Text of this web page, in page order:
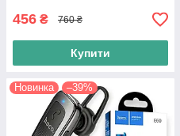
456 ₴ 760 ₴
Купити
Новинка –39%